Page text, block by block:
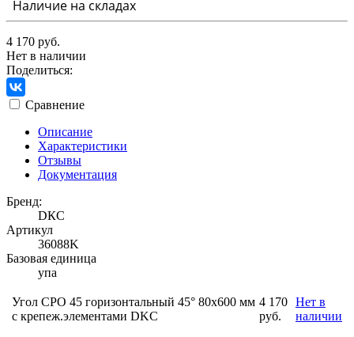
Наличие на складах
4 170 руб.
Нет в наличии
Поделиться:
Сравнение
Описание
Характеристики
Отзывы
Документация
Бренд:
DКС
Артикул
36088K
Базовая единица
упа
Угол CPO 45 горизонтальный 45° 80х600 мм
с крепеж.элементами DKC
4 170
руб.
Нет в
наличии